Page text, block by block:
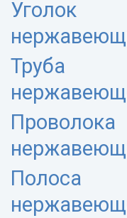
Уголок
Труба
Проволока
Полоса